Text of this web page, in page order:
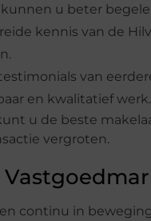
u beter
kennis van de
van
en kwalitatief werk.
u de beste
vergroten.
continu in